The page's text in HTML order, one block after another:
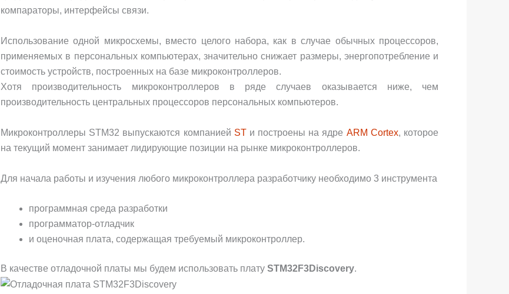
компараторы, интерфейсы связи.
Использование одной микросхемы, вместо целого набора, как в случае обычных процессоров,
применяемых в персональных компьютерах, значительно снижает размеры, энергопотребление и
стоимость устройств, построенных на базе микроконтроллеров.
Хотя производительность микроконтроллеров в ряде случаев оказывается ниже, чем
производительность центральных процессоров персональных компьютеров.
Микроконтроллеры STM32 выпускаются компанией STи построены на ядре ARM Cortex, которое
на текущий момент занимает лидирующие позиции на рынке микроконтроллеров.
Для начала работы и изучения любого микроконтроллера разработчику необходимо 3 инструмента
программная среда разработки
программатор-отладчик
и оценочная плата, содержащая требуемый микроконтроллер.
В качестве отладочной платы мы будем использовать плату STM32F3Discovery.